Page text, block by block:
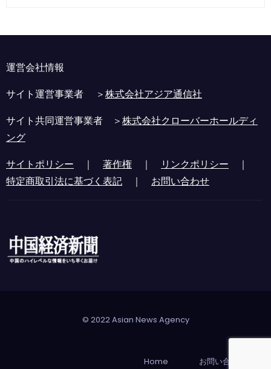
運営会社情報
サイト運営事業者 ＞株式会社アジア通信社
サイト共同運営事業者 ＞株式会社クローバーホールディ
ング
サイトポリシー ｜ 著作権 ｜ リンクポリシー ｜
特定商取引法に基づく表記 ｜ お問い合わせ
© 2022 Asian News Agency
Home お問い合わせ